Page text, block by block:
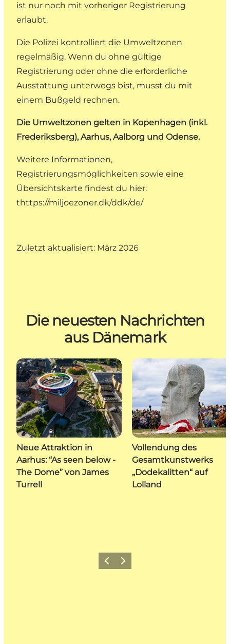
ist nur noch mit vorheriger Registrierung
erlaubt.
Die Polizei kontrolliert die Umweltzonen
regelmäßig. Wenn du ohne gültige
Registrierung oder ohne die erforderliche
Ausstattung unterwegs bist, musst du mit
einem Bußgeld rechnen.
Die Umweltzonen gelten in Kopenhagen (inkl.
Frederiksberg), Aarhus, Aalborg und Odense.
Weitere Informationen,
Registrierungsmöglichkeiten sowie eine
Übersichtskarte findest du hier:
thttps://miljoezoner.dk/ddk/de/
Zuletzt aktualisiert: März 2026
Die neuesten Nachrichten
aus Dänemark
Neue Attraktion in
Aarhus: “As seen below -
The Dome” von James
Turrell
Vollendung des
Gesamtkunstwerks
„Dodekalitten“ auf
Lolland
ZurückWeiter